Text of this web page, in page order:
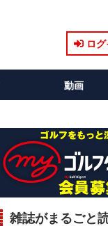
ロ
動画
雑誌がまるごと